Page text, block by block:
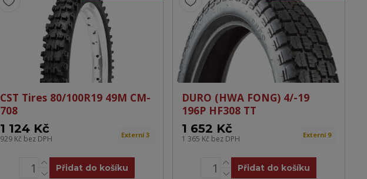
CST Tires 80/100R19 49M CM-
708
1 124 Kč
929 Kč bez DPH Externí 3
Přidat do košíku
DURO (HWA FONG) 4/-19
196P HF308 TT
1 652 Kč
1 365 Kč bez DPH Externí 9
Přidat do košíku